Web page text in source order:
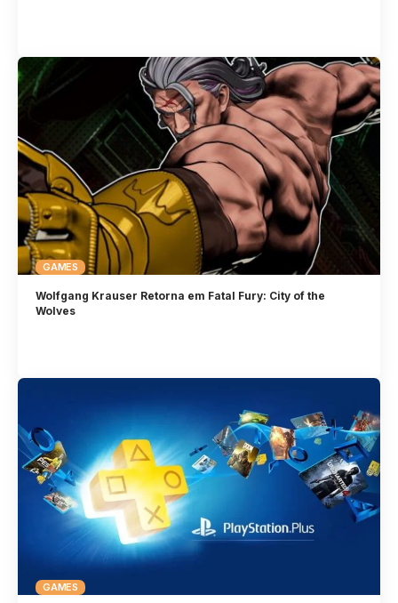
GAMES
Wolfgang Krauser Retorna em Fatal Fury: City of the
Wolves
GAMES